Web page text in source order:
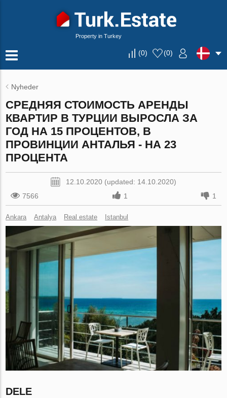
Property in Turkey
(0) (0)
Nyheder
СРЕДНЯЯ СТОИМОСТЬ АРЕНДЫ
КВАРТИР В ТУРЦИИ ВЫРОСЛА ЗА
ГОД НА 15 ПРОЦЕНТОВ, В
ПРОВИНЦИИ АНТАЛЬЯ - НА 23
ПРОЦЕНТА
12.10.2020 (updated: 14.10.2020)
7566
1 1
Ankara Antalya Real estate Istanbul
DELE